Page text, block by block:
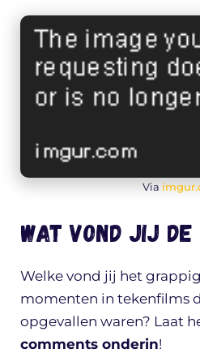
Via
Wat vond jij de
Welke vond jij het
momenten in tekenfilms
opgevallen waren? Laat
comments onderin!